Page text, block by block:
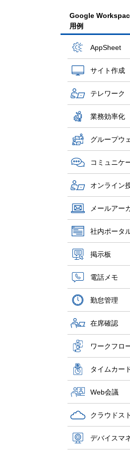
Google
用例
AppSheet
サイト作成
テレワーク
業務効率化
グループウ
コミュニケ
オンライン
メールアー
社内ポータ
掲示板
電話メモ
勤怠管理
在席確認
ワークフロ
タイムカー
Web会議
クラウドス
デバイスマ